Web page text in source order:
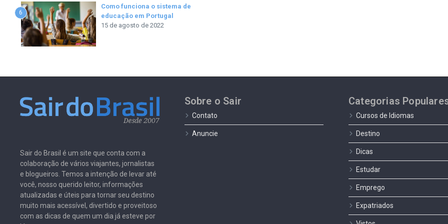
6
Como funciona o sistema de
educação em Portugal
15 de agosto de 2022
Sair do Brasil é um site que conta com a
colaboração de vários viajantes, jornalistas
e blogueiros. Temos a intenção de levar até
você, nosso querido leitor, informações
atualizadas e úteis para tornar seu destino
muito mais acessível, divertido e proveitoso
com as dicas de quem um dia já esteve por
Sobre o Sair
Contato
Anuncie
Categorias
Cursos de Idiomas
Destino
Dicas
Estudar
Emprego
Expatriados